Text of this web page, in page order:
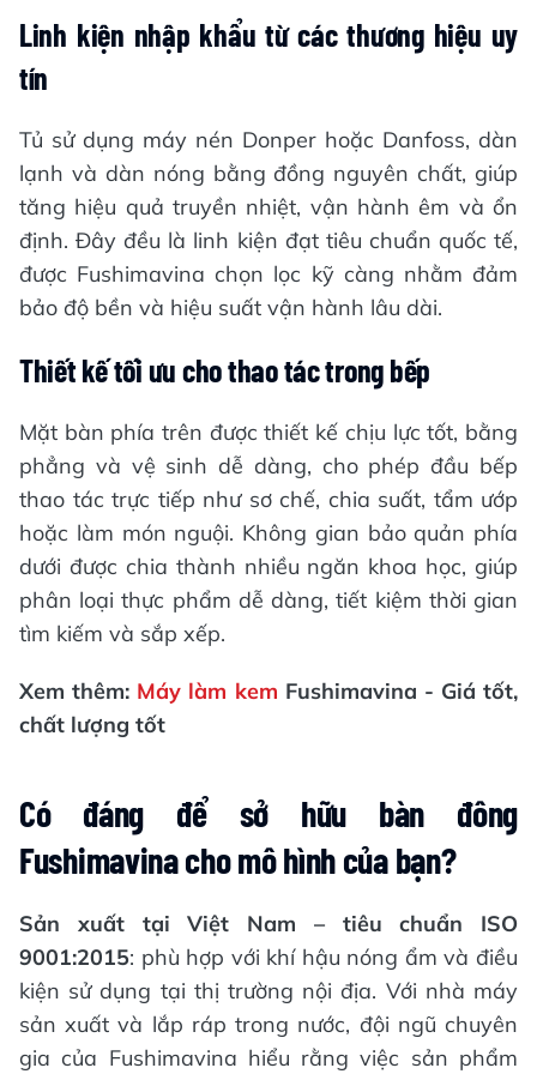
Linh kiện nhập khẩu từ các thương hiệu uy
tín
Tủ sử dụng máy nén Donper hoặc Danfoss, dàn
lạnh và dàn nóng bằng đồng nguyên chất, giúp
tăng hiệu quả truyền nhiệt, vận hành êm và ổn
định. Đây đều là linh kiện đạt tiêu chuẩn quốc tế,
được Fushimavina chọn lọc kỹ càng nhằm đảm
bảo độ bền và hiệu suất vận hành lâu dài.
Thiết kế tối ưu cho thao tác trong bếp
Mặt bàn phía trên được thiết kế chịu lực tốt, bằng
phẳng và vệ sinh dễ dàng, cho phép đầu bếp
thao tác trực tiếp như sơ chế, chia suất, tẩm ướp
hoặc làm món nguội. Không gian bảo quản phía
dưới được chia thành nhiều ngăn khoa học, giúp
phân loại thực phẩm dễ dàng, tiết kiệm thời gian
tìm kiếm và sắp xếp.
Xem thêm: Máy làm kem Fushimavina - Giá tốt,
chất lượng tốt
Có đáng để sở hữu bàn đông
Fushimavina cho mô hình của bạn?
Sản xuất tại Việt Nam – tiêu chuẩn ISO
9001:2015: phù hợp với khí hậu nóng ẩm và điều
kiện sử dụng tại thị trường nội địa. Với nhà máy
sản xuất và lắp ráp trong nước, đội ngũ chuyên
gia của Fushimavina hiểu rằng việc sản phẩm